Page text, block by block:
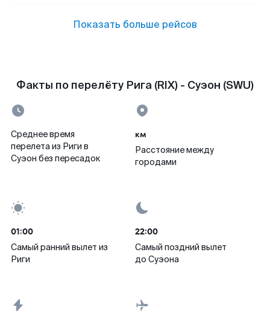
Показать больше рейсов
Факты по перелёту Рига (RIX) - Суэон (SWU)
Среднее время
перелета из Риги в
Суэон без пересадок
км
Расстояние между
городами
01:00
Самый ранний вылет из
Риги
22:00
Самый поздний вылет
до Суэона